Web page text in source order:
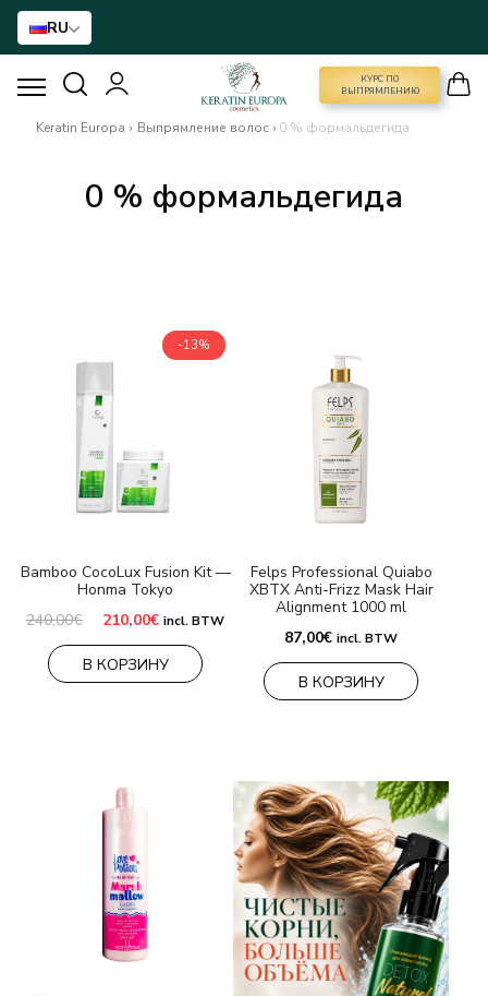
RU
КУРС ПО
ВЫПРЯМЛЕНИЮ
КУРС ПО ВЫПРЯМЛЕНИЮ
BTX ДЛЯ ВОЛОС
ДОМАШНИЙ УХОД
NANO GOLD
АКСЕССУАРЫ
Оплата и доставка
Часто задаваемые вопросы
Контакты
Keratin Europa › Выпрямление волос › 0 % формальдегида
0 % формальдегида
-13%
Bamboo CocoLux Fusion Kit —
Honma Tokyo
240,00€ Первоначальная
составляла
240,00€.
210,00€Текущая
210,00€.
incl. BTW
В КОРЗИНУ
Felps Professional Quiabo
XBTX Anti-Frizz Mask Hair
Alignment 1000 ml
87,00€ incl. BTW
В КОРЗИНУ